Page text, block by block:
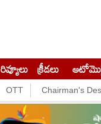
రివ్యూలు క్రీడలు
OTT Chairman's